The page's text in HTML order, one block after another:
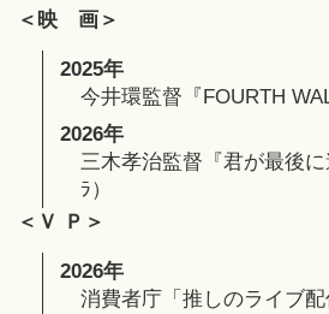
＜映 画＞
2025年
今井環監督『FOURTH
2026年
三木孝治監督『君が最後
ﾗ）
＜Ｖ Ｐ＞
2026年
消費者庁 「推しのライブ